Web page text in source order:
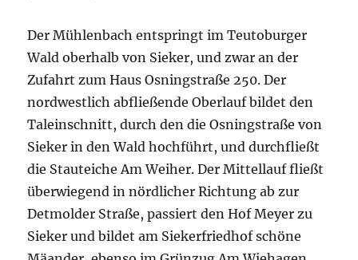
Der Mühlenbach entspringt im Teutoburger
Wald oberhalb von Sieker, und zwar an der
Zufahrt zum Haus Osningstraße 250. Der
nordwestlich abfließende Oberlauf bildet den
Taleinschnitt, durch den die Osningstraße von
Sieker in den Wald hochführt, und durchfließt
die Stauteiche Am Weiher. Der Mittellauf fließt
überwiegend in nördlicher Richtung ab zur
Detmolder Straße, passiert den Hof Meyer zu
Sieker und bildet am Siekerfriedhof schöne